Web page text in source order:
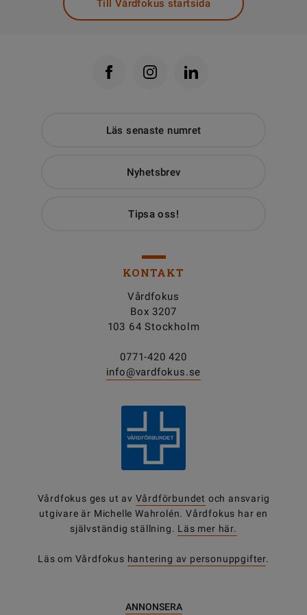
Till Vårdfokus startsida
Läs senaste numret
Nyhetsbrev
Tipsa oss!
KONTAKT
Vårdfokus
Box 3207
103 64 Stockholm
0771-420 420
info@vardfokus.se
Vårdfokus ges ut av Vårdförbundet och ansvarig
utgivare är Michelle Wahrolén. Vårdfokus har en
självständig ställning. Läs mer här.
Läs om Vårdfokus hantering av personuppgifter.
ANNONSERA